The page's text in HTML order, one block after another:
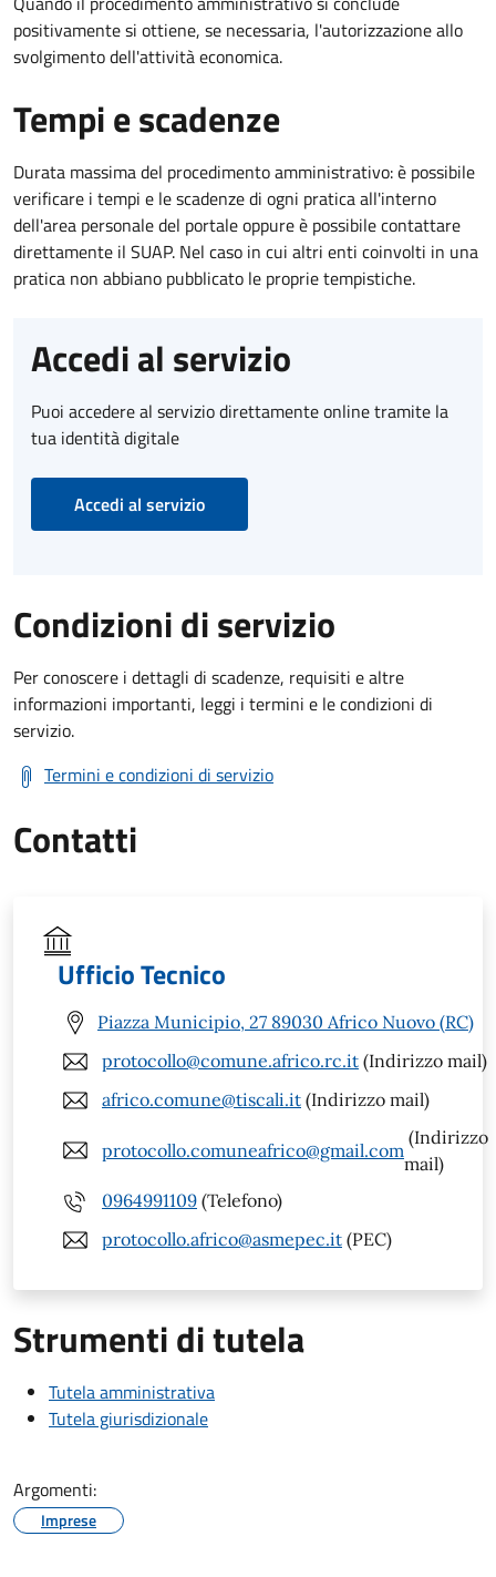
positivamente si ottiene, se necessaria, l'autorizzazione allo
svolgimento dell'attività economica.
Tempi e scadenze
Durata massima del procedimento amministrativo: è possibile
verificare i tempi e le scadenze di ogni pratica all'interno
dell'area personale del portale oppure è possibile contattare
direttamente il SUAP. Nel caso in cui altri enti coinvolti in una
pratica non abbiano pubblicato le proprie tempistiche.
Accedi al servizio
Puoi accedere al servizio direttamente online tramite la
tua identità digitale
Accedi al servizio
Condizioni di servizio
Per conoscere i dettagli di scadenze, requisiti e altre
informazioni importanti, leggi i termini e le condizioni di
servizio.
Termini e condizioni di servizio
Contatti
Ufficio Tecnico
Piazza Municipio, 27 89030 Africo Nuovo (RC)
protocollo@comune.africo.rc.it (Indirizzo mail)
africo.comune@tiscali.it (Indirizzo mail)
protocollo.comuneafrico@gmail.com
(Indirizzo
mail)
0964991109 (Telefono)
protocollo.africo@asmepec.it (PEC)
Strumenti di tutela
Tutela amministrativa
Tutela giurisdizionale
Argomenti:
Imprese